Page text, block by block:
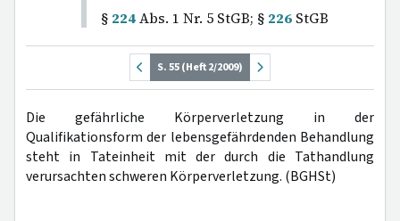
§ 224Abs. 1 Nr. 5 StGB; § 226 StGB
S. 55 (Heft 2/2009)
Die gefährliche Körperverletzung in der
Qualifikationsform der lebensgefährdenden Behandlung
steht in Tateinheit mit der durch die Tathandlung
verursachten schweren Körperverletzung. (BGHSt)